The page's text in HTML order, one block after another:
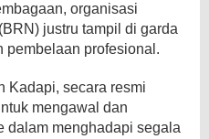
organisasi
justru tampil di garda
pembelaan profesional.
Kadapi, secara resmi
mengawal dan
dalam menghadapi segala